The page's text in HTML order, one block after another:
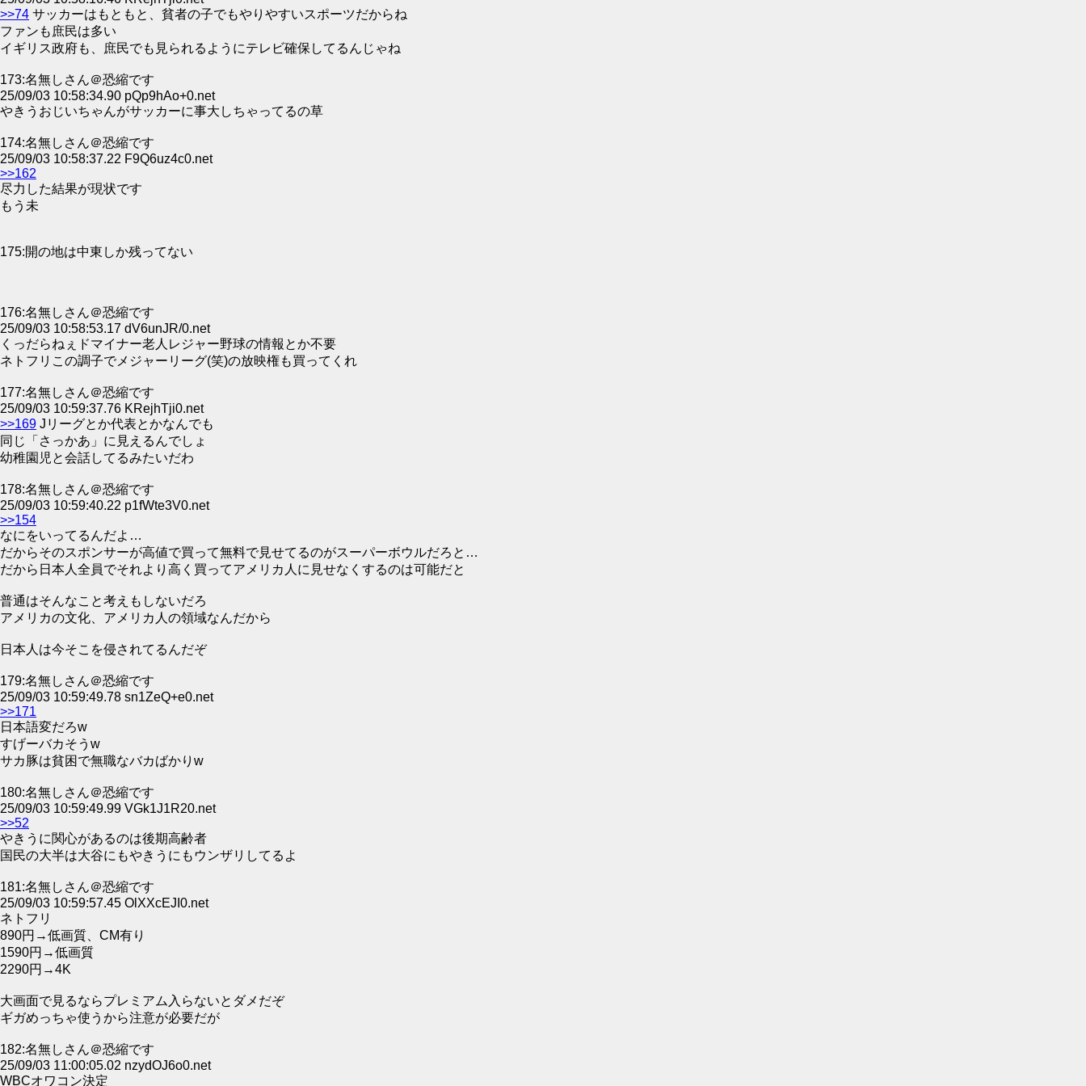
>>74 サッカーはもともと、貧者の子でもやりやすいスポーツだからね
ファンも庶民は多い
イギリス政府も、庶民でも見られるようにテレビ確保してるんじゃね
173:名無しさん＠恐縮です
25/09/03 10:58:34.90 pQp9hAo+0.net
やきうおじいちゃんがサッカーに事大しちゃってるの草
174:名無しさん＠恐縮です
25/09/03 10:58:37.22 F9Q6uz4c0.net
>>162
尽力した結果が現状です
もう未
175:開の地は中東しか残ってない
176:名無しさん＠恐縮です
25/09/03 10:58:53.17 dV6unJR/0.net
くっだらねぇドマイナー老人レジャー野球の情報とか不要
ネトフリこの調子でメジャーリーグ(笑)の放映権も買ってくれ
177:名無しさん＠恐縮です
25/09/03 10:59:37.76 KRejhTji0.net
>>169 Jリーグとか代表とかなんでも
同じ「さっかあ」に見えるんでしょ
幼稚園児と会話してるみたいだわ
178:名無しさん＠恐縮です
25/09/03 10:59:40.22 p1fWte3V0.net
>>154
なにをいってるんだよ…
だからそのスポンサーが高値で買って無料で見せてるのがスーパーボウルだろと…
だから日本人全員でそれより高く買ってアメリカ人に見せなくするのは可能だと
普通はそんなこと考えもしないだろ
アメリカの文化、アメリカ人の領域なんだから
日本人は今そこを侵されてるんだぞ
179:名無しさん＠恐縮です
25/09/03 10:59:49.78 sn1ZeQ+e0.net
>>171
日本語変だろw
すげーバカそうw
サカ豚は貧困で無職なバカばかりw
180:名無しさん＠恐縮です
25/09/03 10:59:49.99 VGk1J1R20.net
>>52
やきうに関心があるのは後期高齢者
国民の大半は大谷にもやきうにもウンザリしてるよ
181:名無しさん＠恐縮です
25/09/03 10:59:57.45 OlXXcEJI0.net
ネトフリ
890円→低画質、CM有り
1590円→低画質
2290円→4K
大画面で見るならプレミアム入らないとダメだぞ
ギガめっちゃ使うから注意が必要だが
182:名無しさん＠恐縮です
25/09/03 11:00:05.02 nzydOJ6o0.net
WBCオワコン決定